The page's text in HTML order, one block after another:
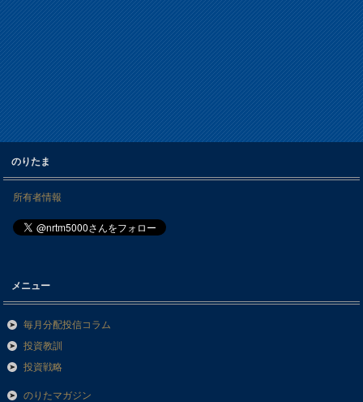
のりたま
所有者情報
メニュー
毎月分配投信コラム
投資教訓
投資戦略
のりたマガジン